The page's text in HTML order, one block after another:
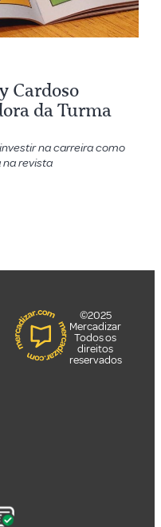
Cardoso
da Turma
na carreira como
na revista
©2025
Mercadizar
Todos os
direitos
reservados